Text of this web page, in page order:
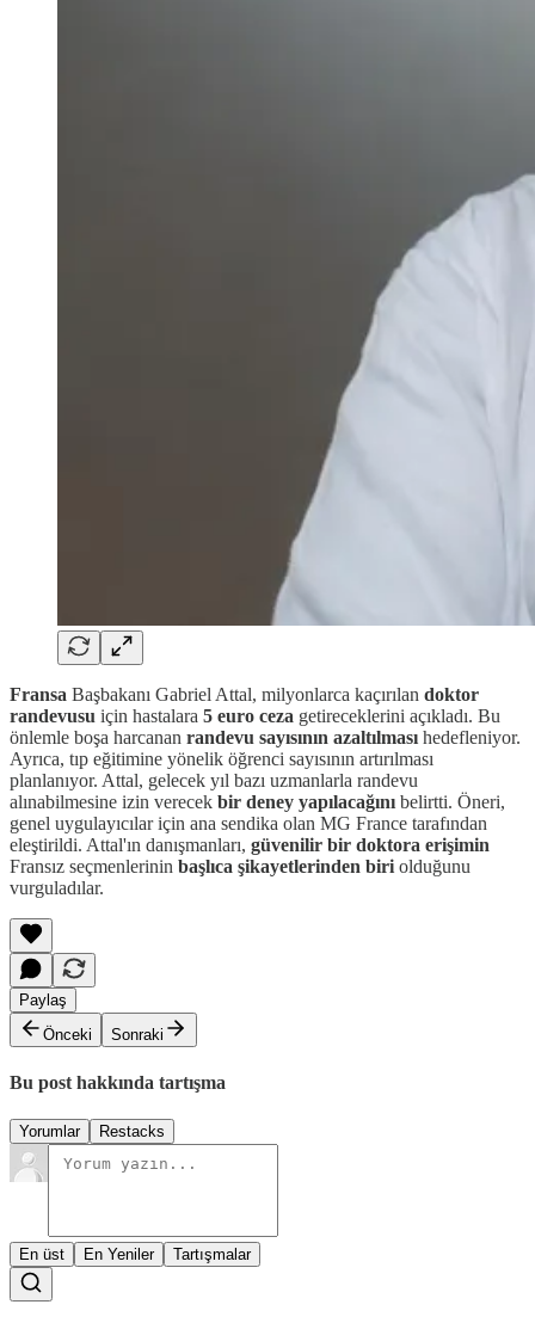
Fransa Başbakanı Gabriel Attal, milyonlarca kaçırılan doktor
randevusu için hastalara 5 euro ceza getireceklerini açıkladı. Bu
önlemle boşa harcanan randevu sayısının azaltılması hedefleniyor.
Ayrıca, tıp eğitimine yönelik öğrenci sayısının artırılması
planlanıyor. Attal, gelecek yıl bazı uzmanlarla randevu
alınabilmesine izin verecek bir deney yapılacağını belirtti. Öneri,
genel uygulayıcılar için ana sendika olan MG France tarafından
eleştirildi. Attal'ın danışmanları, güvenilir bir doktora erişimin
Fransız seçmenlerinin başlıca şikayetlerinden biri olduğunu
vurguladılar.
Paylaş
Önceki
Sonraki
Bu post hakkında tartışma
Yorumlar Restacks
En üst En Yeniler Tartışmalar